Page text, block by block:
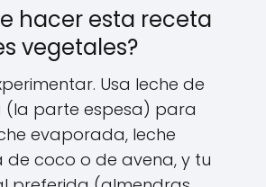
hacer esta receta
vegetales?
Usa leche de
(la parte espesa) para
evaporada, leche
coco o de avena, y tu